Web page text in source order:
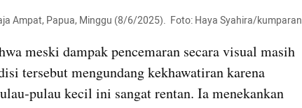
Ampat, Papua, Minggu (8/6/2025).  Foto: Haya Syahira/kumparan
meski dampak pencemaran secara visual masih
tersebut mengundang kekhawatiran karena
kecil ini sangat rentan. Ia menekankan